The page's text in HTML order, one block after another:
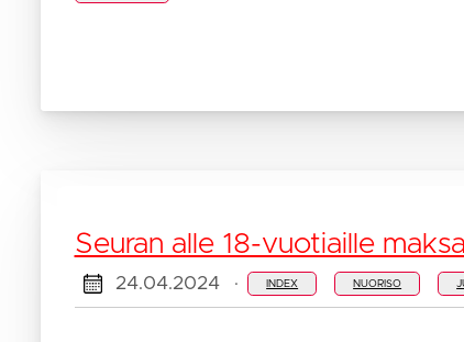
Seuran alle 18-vuotiaille
24.04.2024 · INDEX NUORISO